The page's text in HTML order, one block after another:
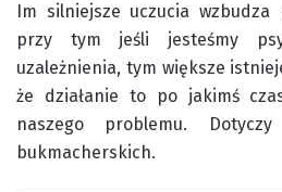
Im silniejsze uczucia wzbudza
przy tym jeśli jesteśmy
uzależnienia, tym większe
że działanie to po jakimś
naszego problemu.
bukmacherskich.